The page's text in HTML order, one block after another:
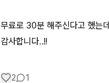
무료로 30분 해주신다고 했는
감사합니다..!!
2 1